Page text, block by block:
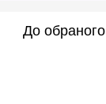
До обраного